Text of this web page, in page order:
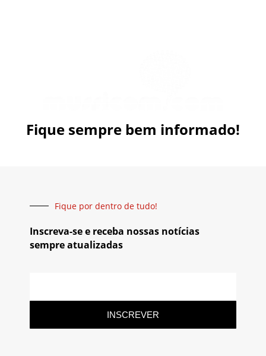
Fique sempre bem informado!
Fique por dentro de tudo!
Inscreva-se e receba nossas notícias
sempre atualizadas
INSCREVER